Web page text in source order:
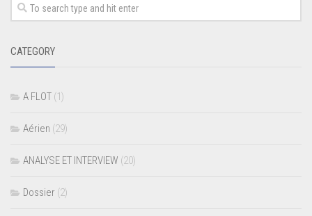
CATEGORY
A FLOT (1)
Aérien (29)
ANALYSE ET INTERVIEW (20)
Dossier (2)